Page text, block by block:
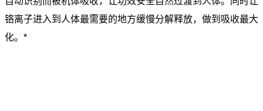
铬离子进入到人体最需要的地方缓慢分解释放，做到吸收最大
化。*